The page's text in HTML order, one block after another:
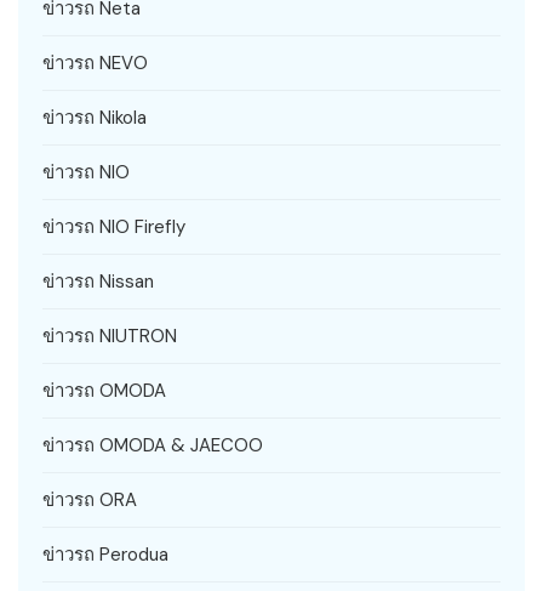
ข่าวรถ Neta
ข่าวรถ NEVO
ข่าวรถ Nikola
ข่าวรถ NIO
ข่าวรถ NIO Firefly
ข่าวรถ Nissan
ข่าวรถ NIUTRON
ข่าวรถ OMODA
ข่าวรถ OMODA & JAECOO
ข่าวรถ ORA
ข่าวรถ Perodua